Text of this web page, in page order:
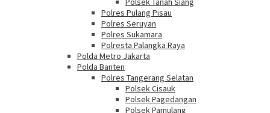
Polres Pulang Pisau
Polres Seruyan
Polres Sukamara
Polresta Palangka Raya
Polda Metro Jakarta
Polda Banten
Polres Tangerang Selatan
Polsek Cisauk
Polsek Pagedangan
Polsek Pamulang